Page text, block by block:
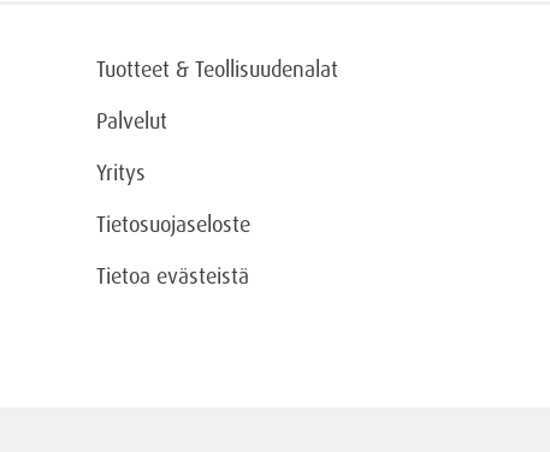
Tuotteet & Teollisuudenalat
Palvelut
Yritys
Tietosuojaseloste
Tietoa evästeistä